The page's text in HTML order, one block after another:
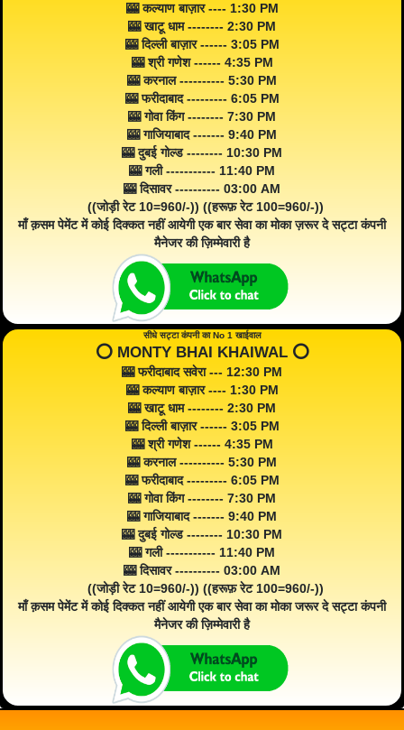
🎰 कल्याण बाज़ार ---- 1:30 PM
🎰 खाटू धाम -------- 2:30 PM
🎰 दिल्ली बाज़ार ------ 3:05 PM
🎰 श्री गणेश ------ 4:35 PM
🎰 करनाल ---------- 5:30 PM
🎰 फरीदाबाद --------- 6:05 PM
🎰 गोवा किंग -------- 7:30 PM
🎰 गाजियाबाद ------- 9:40 PM
🎰 दुबई गोल्ड -------- 10:30 PM
🎰 गली ----------- 11:40 PM
🎰 दिसावर ---------- 03:00 AM
((जोड़ी रेट 10=960/-)) ((हरूफ़ रेट 100=960/-))
माँ क़सम पेमेंट में कोई दिक्कत नहीं आयेगी एक बार सेवा का मोका ज़रूर दे सट्टा कंपनी
मैनेजर की ज़िम्मेवारी है
सीधे सट्टा कंपनी का No 1 खाईवाल
⭕️ MONTY BHAI KHAIWAL ⭕️
🎰 फरीदाबाद सवेरा --- 12:30 PM
🎰 कल्याण बाज़ार ---- 1:30 PM
🎰 खाटू धाम -------- 2:30 PM
🎰 दिल्ली बाज़ार ------ 3:05 PM
🎰 श्री गणेश ------ 4:35 PM
🎰 करनाल ---------- 5:30 PM
🎰 फरीदाबाद --------- 6:05 PM
🎰 गोवा किंग -------- 7:30 PM
🎰 गाजियाबाद ------- 9:40 PM
🎰 दुबई गोल्ड -------- 10:30 PM
🎰 गली ----------- 11:40 PM
🎰 दिसावर ---------- 03:00 AM
((जोड़ी रेट 10=960/-)) ((हरूफ़ रेट 100=960/-))
माँ क़सम पेमेंट में कोई दिक्कत नहीं आयेगी एक बार सेवा का मोका जरूर दे सट्टा कंपनी
मैनेजर की ज़िम्मेवारी है